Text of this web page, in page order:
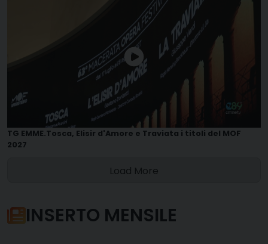
TG EMME.Tosca, Elisir d'Amore e Traviata i titoli del MOF
2027
Load More
INSERTO MENSILE